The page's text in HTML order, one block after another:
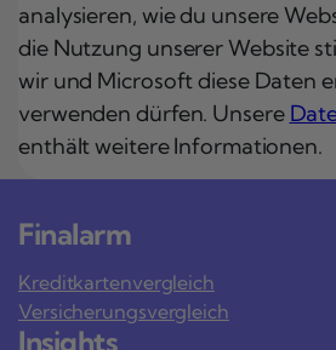
analysieren, wie du unsere
die Nutzung unserer Website
wir und Microsoft diese Daten
verwenden dürfen. Unsere
enthält weitere Informationen.
Finalarm
Kreditkartenvergleich
Versicherungsvergleich
Insights